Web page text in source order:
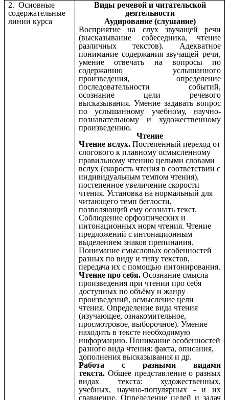
2. Основные
содержательные
линии курса
Виды речевой и читательской
деятельности
Аудирование (слушание)
Восприятие на слух звучащей речи
(высказывание собеседника, чтение
различных текстов). Адекватное
понимание содержания звучащей речи,
умение отвечать на вопросы по
содержанию услышанного
произведения, определение
последовательности событий,
осознание цели речевого
высказывания. Умение задавать вопрос
по услышанному учебному, научно-
познавательному и художественному
произведению.
Чтение
Чтение вслух. Постепенный переход от
слогового к плавному осмысленному
правильному чтению целыми словами
вслух (скорость чтения в соответствии с
индивидуальным темпом чтения),
постепенное увеличение скорости
чтения. Установка на нормальный для
читающего темп беглости,
позволяющий ему осознать текст.
Соблюдение орфоэпических и
интонационных норм чтения. Чтение
предложений с интонационным
выделением знаков препинания.
Понимание смысловых особенностей
разных по виду и типу текстов,
передача их с помощью интонирования.
Чтение про себя. Осознание смысла
произведения при чтении про себя
доступных по объёму и жанру
произведений, осмысление цели
чтения. Определение вида чтения
(изучающее, ознакомительное,
просмотровое, выборочное). Умение
находить в тексте необходимую
информацию. Понимание особенностей
разного вида чтения: факта, описания,
дополнения высказывания и др.
Работа с разными видами
текста. Общее представление о разных
видах текста: художественных,
учебных, научно-популярных - и их
сравнение. Определение целей и задач